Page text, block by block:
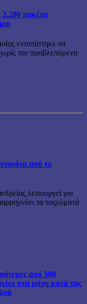
πακέτα
εντοπίστηκε να
την προβλεπόμενη
από το
λειτουργεί για
τα τοιχώματά
από 300
στη μάχη κατά της